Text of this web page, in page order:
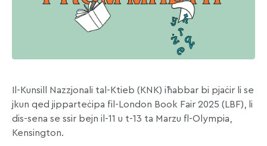
Il-Kunsill Nazzjonali tal-Ktieb (KNK) iħabbar bi pjaċir li se
jkun qed jipparteċipa fil-London Book Fair 2025 (LBF), li
dis-sena se ssir bejn il-11 u t-13 ta Marzu fl-Olympia,
Kensington.